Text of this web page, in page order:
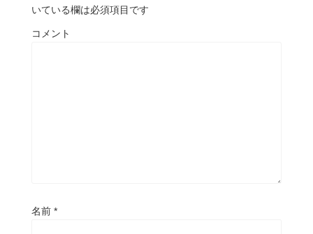
いている欄は必須項目です
コメント
名前 *